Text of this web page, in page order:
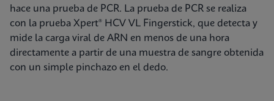
hace una prueba de PCR. La prueba de PCR se realiza
con la prueba Xpert® HCV VL Fingerstick, que detecta y
mide la carga viral de ARN en menos de una hora
directamente a partir de una muestra de sangre obtenida
con un simple pinchazo en el dedo.